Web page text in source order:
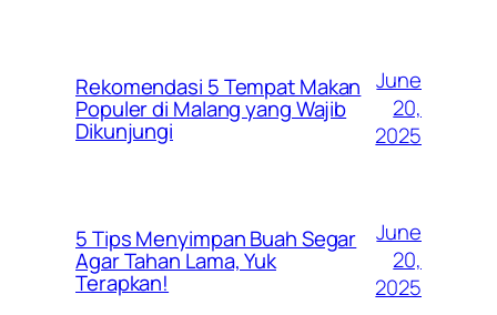
Rekomendasi 5 Tempat Makan
Populer di Malang yang Wajib
Dikunjungi
June
20,
2025
5 Tips Menyimpan Buah Segar
Agar Tahan Lama, Yuk
Terapkan!
June
20,
2025